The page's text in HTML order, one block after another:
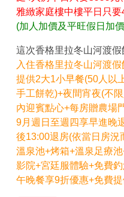
雅緻家庭樓中樓平日只要
(加人加價及平旺假日加
這次香格里拉冬山河渡假
入住香格里拉冬山河渡
提供2大1小早餐(50人以
手工餅乾)+夜間宵夜(不
內迎賓點心+每房贈農場
9月週日至週四享早進晚
後13:00退房(依當日房況
溫泉池+烤箱+溫泉足療
影院+宮廷服體驗+免費
午晚餐享9折優惠+免費